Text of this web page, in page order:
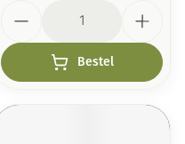
Bestel